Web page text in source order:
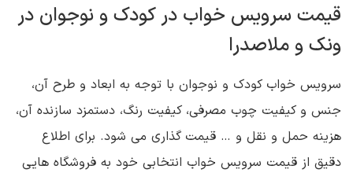
قیمت سرویس خواب در کودک و نوجوان در
ونک و ملاصدرا
سرویس خواب کودک و نوجوان با توجه به ابعاد و طرح آن،
جنس و کیفیت چوب مصرفی، کیفیت رنگ، دستمزد سازنده آن،
هزینه حمل و نقل و … قیمت گذاری می شود. برای اطلاع
دقیق از قیمت سرویس خواب انتخابی خود به فروشگاه هایی